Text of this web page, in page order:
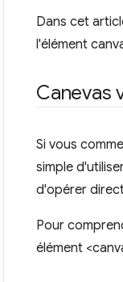
Dans cet
l'élément
Canevas
Si vous
simple
d'opérer
Pour
élément